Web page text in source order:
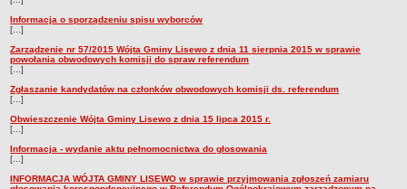
URZĄD GMINY
Zastępca Wójta
Urząd gminy
Zadania publiczne
Klauzule informacyjne
Informacja o sporządzeniu spisu wyborców
[...]
Zarządzenie nr 57/2015 Wójta Gminy Lisewo z dnia 11 sierpnia 2015 w sprawie
powołania obwodowych komisji do spraw referendum
[...]
Zgłaszanie kandydatów na członków obwodowych komisji ds. referendum
[...]
Obwieszczenie Wójta Gminy Lisewo z dnia 15 lipca 2015 r.
[...]
Informacja - wydanie aktu pełnomocnictwa do głosowania
[...]
INFORMACJA WÓJTA GMINY LISEWO w sprawie przyjmowania zgłoszeń zamiaru